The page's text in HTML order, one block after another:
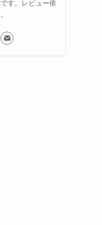
す。レビュー依